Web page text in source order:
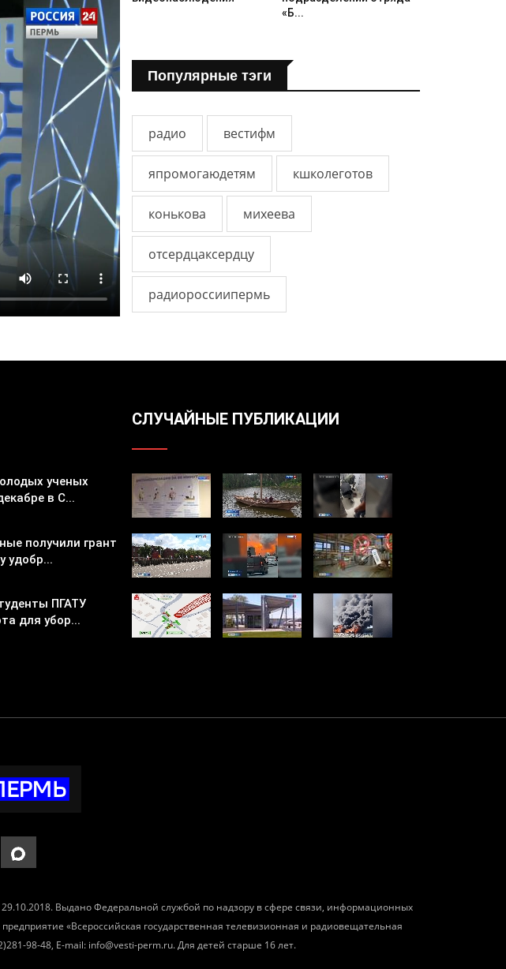
«Б...
Популярные тэги
радио вестифм
япромогаюдетям кшколеготов
конькова михеева
отсердцаксердцу
радиороссиипермь
ученых
в С...
получили грант
удобр...
ПГАТУ
для убор...
СЛУЧАЙНЫЕ ПУБЛИКАЦИИ
Выдано Федеральной службой по надзору в сфере связи, информационных
«Всероссийская государственная телевизионная и радиовещательная
98-48, E-mail: info@vesti-perm.ru. Для детей старше 16 лет.